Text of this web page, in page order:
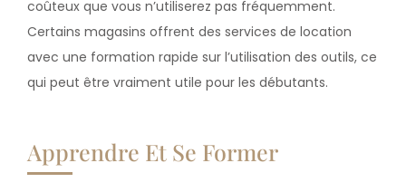
coûteux que vous n’utiliserez pas fréquemment.
Certains magasins offrent des services de location
avec une formation rapide sur l’utilisation des outils, ce
qui peut être vraiment utile pour les débutants.
Apprendre Et Se Former